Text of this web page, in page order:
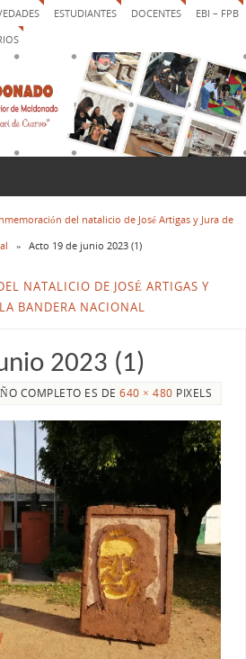
ESTUDIANTES DOCENTES
EBI – FPB
del natalicio de José Artigas y Jura de
» Acto 19 de junio 2023 (1)
NATALICIO DE JOSÉ ARTIGAS Y
BANDERA NACIONAL
2023 (1)
COMPLETO ES DE640 × 480 PIXELS